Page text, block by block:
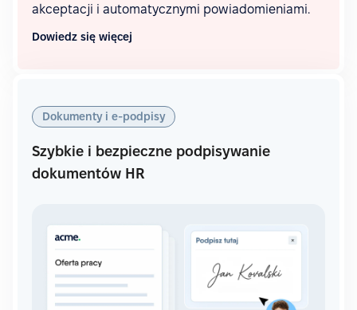
akceptacji i automatycznymi powiadomieniami.
Dowiedz się więcej
Dokumenty i e-podpisy
Szybkie i bezpieczne podpisywanie
dokumentów HR